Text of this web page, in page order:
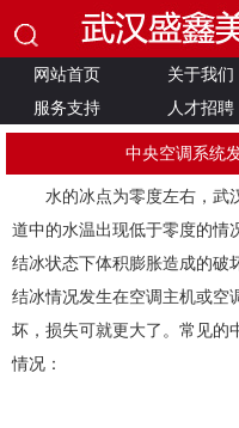
网站首页 关于我们
服务支持
人才招聘
中央空调系统
水的冰点为零度左右，武
道中的水温出现低于零度的情
结冰状态下体积膨胀造成的破
结冰情况发生在空调主机或空
坏，损失可就更大了。常见的
情况：